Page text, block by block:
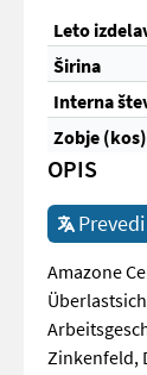
Leto
Širina
Interna
Zobje (kos)
OPIS
Prevedi
Amazone
Zinkenfeld,